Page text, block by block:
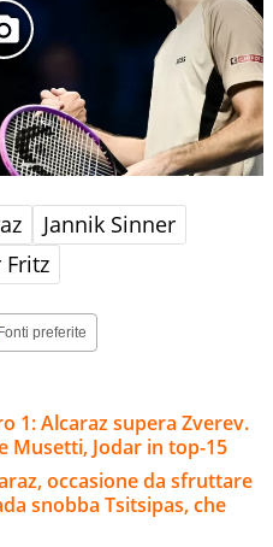
Jannik Sinner
Fritz
preferite
1: Alcaraz supera Zverev.
Musetti, Jodar in top-15
occasione da sfruttare
snobba Tsitsipas, che